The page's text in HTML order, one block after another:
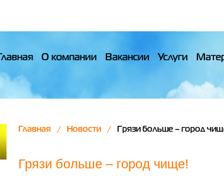
Главная О компании Вакансии Услуги
Главная Новости Грязи больше – город
Грязи больше – город чище!